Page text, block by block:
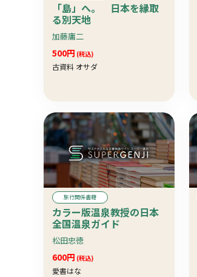
「島」へ。 日本を縁取
る別天地
加藤庸二
500円 (税込)
古資料 オサダ
旅行関係書籍
カラー版温泉教授の日本
全国温泉ガイド
松田忠徳
600円 (税込)
愛書はな